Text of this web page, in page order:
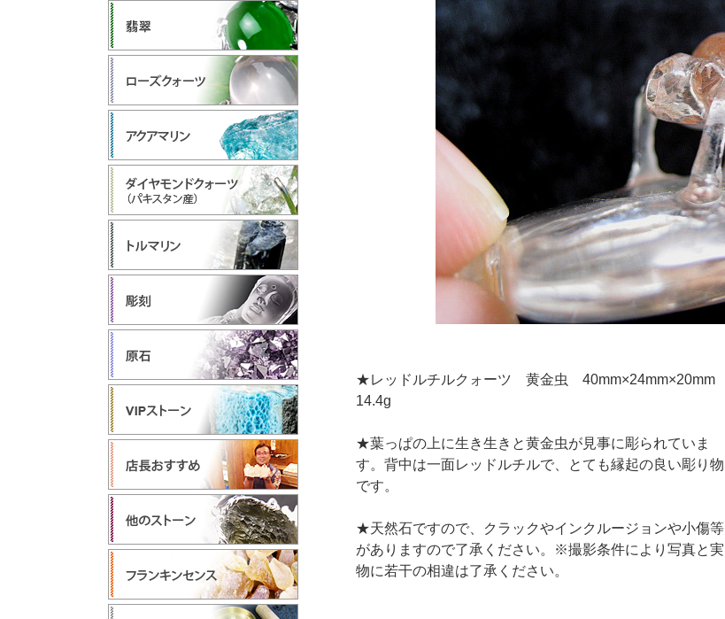
★レッドルチルクォーツ 黄金虫 40mm×24mm×20mm
14.4g
★葉っぱの上に生き生きと黄金虫が見事に彫られていま
す。背中は一面レッドルチルで、とても縁起の良い彫り物
です。
★天然石ですので、クラックやインクルージョンや小傷等
がありますので了承ください。※撮影条件により写真と実
物に若干の相違は了承ください。